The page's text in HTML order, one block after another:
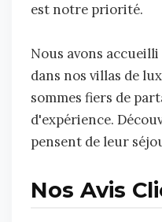
est notre priorité.
Nous avons
dans nos villas de
sommes fiers de
d'expérience.
pensent de leur
Nos Avis